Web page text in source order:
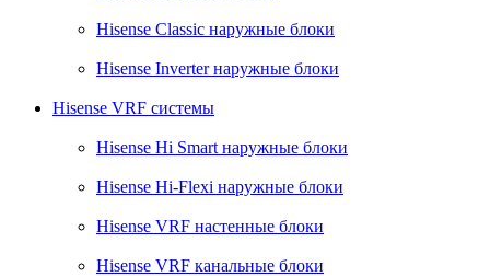
Hisense Classic наружные блоки
Hisense Inverter наружные блоки
Hisense VRF системы
Hisense Hi Smart наружные блоки
Hisense Hi-Flexi наружные блоки
Hisense VRF настенные блоки
Hisense VRF канальные блоки